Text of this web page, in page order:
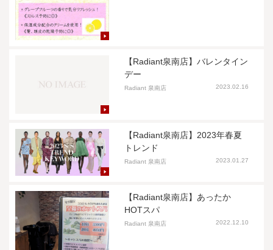
【Radiant泉南店】バレンタイン
デー
Radiant 泉南店 2023.02.16
【Radiant泉南店】2023年春夏
トレンド
Radiant 泉南店 2023.01.27
【Radiant泉南店】あったか
HOTスパ
Radiant 泉南店 2022.12.10